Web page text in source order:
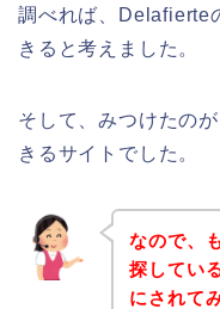
調べれば、Delafierte
きると考えました。
そして、みつけたの
きるサイトでした。
なので、
探してい
にされて